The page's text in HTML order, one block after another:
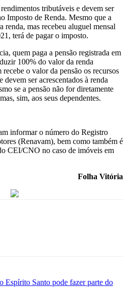
tributáveis e devem ser
Imposto de Renda. Mesmo que a
renda, mas recebeu aluguel mensal
terá de pagar o imposto.
quem paga a pensão registrada em
100% do valor da renda
o valor da pensão os recursos
devem ser acrescentados à renda
se a pensão não for diretamente
sim, aos seus dependentes.
informar o número do Registro
(Renavam), bem como também é
CEI/CNO no caso de imóveis em
Folha Vitória
Espírito Santo pode fazer parte do